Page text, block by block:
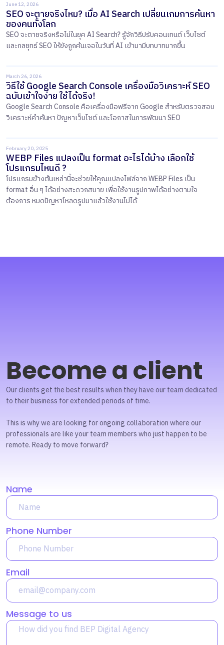
June 12, 2026
SEO จะตายจริงไหม? เมื่อ AI Search เปลี่ยนเกมการค้นหา
ของคนทั้งโลก
SEO จะตายจริงหรือไม่ในยุค AI Search? รู้จักวิธีปรับคอนเทนต์ เว็บไซต์
และกลยุทธ์ SEO ให้ยังถูกค้นเจอในวันที่ AI เข้ามามีบทบาทมากขึ้น
March 26, 2026
วิธีใช้ Google Search Console เครื่องมือวิเคราะห์ SEO
ฉบับเข้าใจง่าย ใช้ได้จริง!
Google Search Console คือเครื่องมือฟรีจาก Google สำหรับตรวจสอบ
วิเคราะห์คำค้นหา ปัญหาเว็บไซต์ และโอกาสในการพัฒนา SEO
February 20, 2025
WEBP Files แปลงเป็น format อะไรได้บ้าง เลือกใช้
โปรแกรมไหนดี ?
โปรแกรมข้างต้นเหล่านี้จะช่วยให้คุณแปลงไฟล์จาก WEBP Files เป็น
format อื่น ๆ ได้อย่างสะดวกสบาย เพื่อใช้งานรูปภาพได้อย่างตามใจ
ต้องการ หมดปัญหาโหลดรูปมาแล้วใช้งานไม่ได้
Become a client
Our clients get the best results when they have our team dedicated
to their business for extended periods of time.
This is why we are looking for ongoing collaboration where our
professionals are like your team members who just happen to be
remote. Ready to move forward?
Name
Phone Number
Email
Message to us